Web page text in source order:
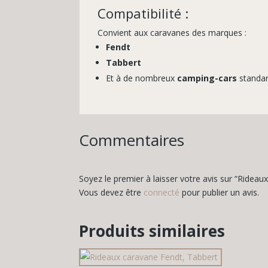
Compatibilité :
Convient aux caravanes des marques :
Fendt
Tabbert
Et à de nombreux camping-cars
Commentaires
Soyez le premier à laisser votre avis sur
Vous devez être connecté pour publier un avis.
Produits similaires